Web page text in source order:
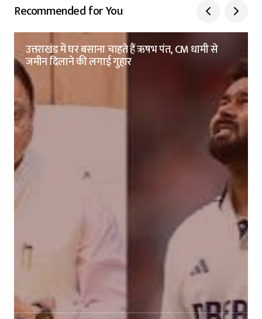
Recommended for You
उत्तराखंड में घर बसाना चाहते हैं ऋषभ पंत, CM धामी से
जमीन दिलाने की लगाई गुहार